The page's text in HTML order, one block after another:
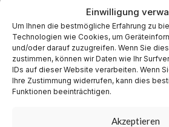
Einwilligung
Um Ihnen die bestmögliche Erfahrung zu
Technologien wie Cookies, um
und/oder darauf zuzugreifen. Wenn Sie
zustimmen, können wir Daten wie Ihr
IDs auf dieser Website verarbeiten. Wenn
Ihre Zustimmung widerrufen, kann dies
Funktionen beeinträchtigen.
Akzeptieren
September 2024
August 2024
Juli 2024
Juni 2024
Mai 2024